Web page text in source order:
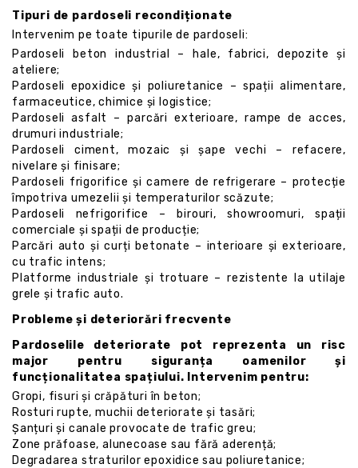
Tipuri de pardoseli recondiționate
Intervenim pe toate tipurile de pardoseli:
Pardoseli beton industrial – hale, fabrici, depozite și
ateliere;
Pardoseli epoxidice și poliuretanice – spații alimentare,
farmaceutice, chimice și logistice;
Pardoseli asfalt – parcări exterioare, rampe de acces,
drumuri industriale;
Pardoseli ciment, mozaic și șape vechi – refacere,
nivelare și finisare;
Pardoseli frigorifice și camere de refrigerare – protecție
împotriva umezelii și temperaturilor scăzute;
Pardoseli nefrigorifice – birouri, showroomuri, spații
comerciale și spații de producție;
Parcări auto și curți betonate – interioare și exterioare,
cu trafic intens;
Platforme industriale și trotuare – rezistente la utilaje
grele și trafic auto.
Probleme și deteriorări frecvente
Pardoselile deteriorate pot reprezenta un risc
major pentru siguranța oamenilor și
funcționalitatea spațiului. Intervenim pentru:
Gropi, fisuri și crăpături în beton;
Rosturi rupte, muchii deteriorate și tasări;
Șanțuri și canale provocate de trafic greu;
Zone prăfoase, alunecoase sau fără aderență;
Degradarea straturilor epoxidice sau poliuretanice;